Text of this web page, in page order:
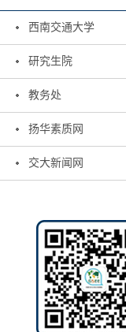
西南交通大学
研究生院
教务处
扬华素质网
交大新闻网